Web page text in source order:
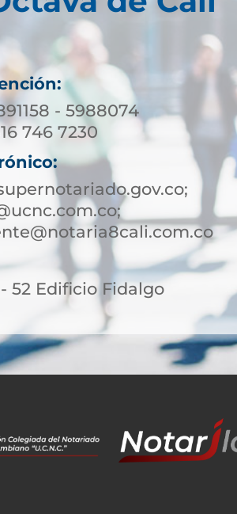
- 5988074
746 7230
- 52 Edificio Fidalgo